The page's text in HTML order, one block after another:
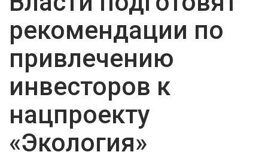
рекомендации по
привлечению
инвесторов к
нацпроекту
«Экология»